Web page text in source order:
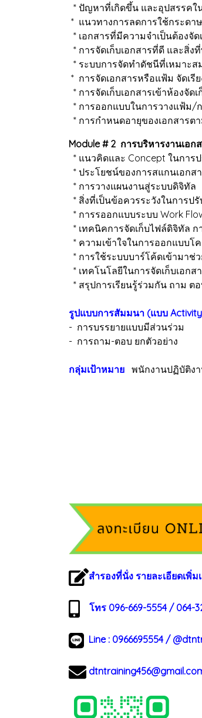
* ปัญหาที่เกิดขึ้น และอุปสรรคใ
* แนวทางการลดการใช้กระดา
* เอกสารที่มีความจำเป็นต้องจั
* การจัดเก็บเอกสารที่ดี และสิ่
* ระบบการจัดทำดัชนีที่เหมาะส
* การจัดเอกสารหรือแฟ้ม จัดเ
* การจัดเก็บเอกสารเข้าห้องจัด
* การออกแบบในการวางแฟ้ม/
* การกำหนดอายุของเอกสาร
Module # 2 การบริหารงานเอ
* แนวคิดและ Concept ในการ
* ประโยชน์ของการสแกนเอกส
* การวางแผนงานสู่ระบบดิจิทัล
* สิ่งที่เป็นข้อควรระวังในการป
* การรออกแบบระบบ Work
* เทคนิคการจัดเก็บไฟล์ดิจิทัล
* ความเข้าใจในการออกแบบโ
* การใช้ระบบบาร์โค้ดเข้ามาช่
* เทคโนโลยีในการจัดเก็บเอก
* สรุปการเรียนรู้ร่วมกัน ถาม ต
รูปแบบการสัมมนา (แบบ
- การบรรยายแบบมีส่วนร่วม
- การถาม-ตอ
กลุ่มเป้าหมาย พนักงานปฏิบัติ
สำรองที่นั่ง รายละเอียดเพิ่
โทร 096-669-5554 / 064-
Line : 0966695554/